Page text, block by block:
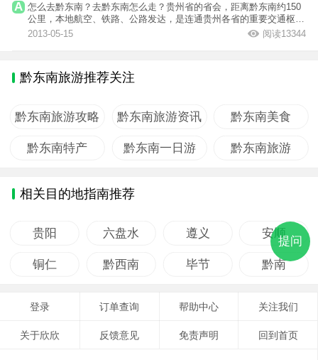
怎么去黔东南？去黔东南怎么走？贵州省的省会，距离黔东南约150
公里，本地航空、铁路、公路发达，是连通贵州各省的重要交通枢
纽。
2013-05-15 阅读13344
黔东南旅游推荐关注
黔东南旅游攻略 黔东南旅游资讯 黔东南美食
黔东南特产 黔东南一日游 黔东南旅游
相关目的地指南推荐
贵阳 六盘水 遵义 安顺
铜仁 黔西南 毕节 黔南
提问
登录 订单查询 帮助中心 关注我们
关于欣欣 反馈意见 免责声明 回到首页